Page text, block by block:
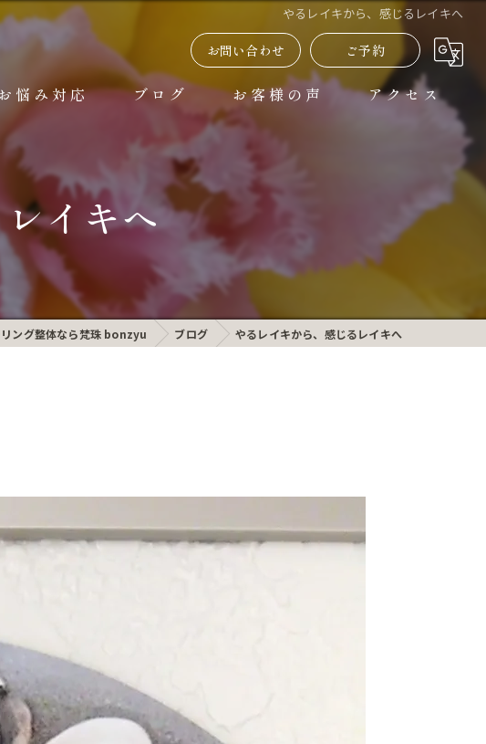
やるレイキから、感じるレイキへ
お問い合わせ ご予約
悩み対応 ブログ お客様の声
よくある質問
アクセス
イキへ
ング整体なら梵珠 bonzyu ブログ やるレイキから、感じるレイキへ